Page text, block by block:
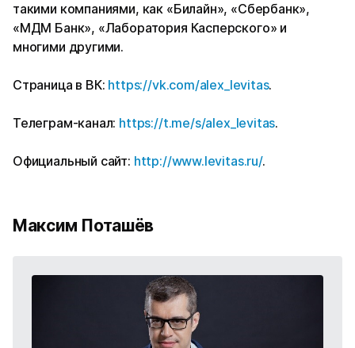
такими компаниями, как «Билайн», «Сбербанк»,
«МДМ Банк», «Лаборатория Касперского» и
многими другими.
Страница в ВК: https://vk.com/alex_levitas.
Телеграм-канал: https://t.me/s/alex_levitas.
Официальный сайт: http://www.levitas.ru/.
Максим Поташёв